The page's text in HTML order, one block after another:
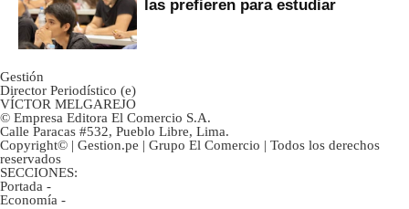
las prefieren para estudiar
Gestión
Director Periodístico (e)
VÍCTOR MELGAREJO
© Empresa Editora El Comercio S.A.
Calle Paracas #532, Pueblo Libre, Lima.
Copyright© | Gestion.pe | Grupo El Comercio | Todos los derechos
reservados
SECCIONES:
Portada -
Economía -